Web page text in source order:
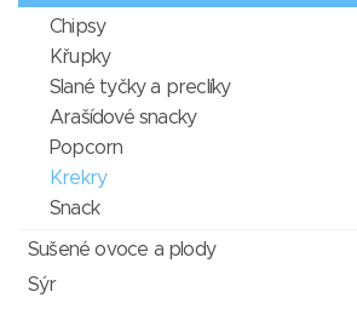
Chipsy
Křupky
Slané tyčky a preclíky
Arašídové snacky
Popcorn
Krekry
Snack
Sušené ovoce a plody
Sýr